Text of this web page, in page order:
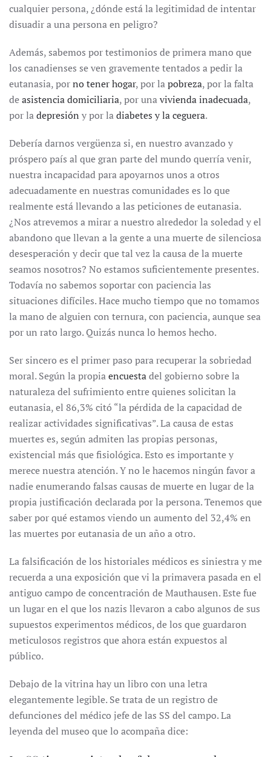
cualquier persona, ¿dónde está la legitimidad de intentar
disuadir a una persona en peligro?
Además, sabemos por testimonios de primera mano que
los canadienses se ven gravemente tentados a pedir la
eutanasia, porno tener hogar, por lapobreza, por la falta
deasistencia domiciliaria, por unavivienda inadecuada,
por ladepresión y por ladiabetes y la ceguera.
Debería darnos vergüenza si, en nuestro avanzado y
próspero país al que gran parte del mundo querría venir,
nuestra incapacidad para apoyarnos unos a otros
adecuadamente en nuestras comunidades es lo que
realmente está llevando a las peticiones de eutanasia.
¿Nos atrevemos a mirar a nuestro alrededor la soledad y el
abandono que llevan a la gente a una muerte de silenciosa
desesperación y decir que tal vez la causa de la muerte
seamos nosotros? No estamos suficientemente presentes.
Todavía no sabemos soportar con paciencia las
situaciones difíciles. Hace mucho tiempo que no tomamos
la mano de alguien con ternura, con paciencia, aunque sea
por un rato largo. Quizás nunca lo hemos hecho.
Ser sincero es el primer paso para recuperar la sobriedad
moral. Según la propiaencuestadel gobierno sobre la
naturaleza del sufrimiento entre quienes solicitan la
eutanasia, el 86,3% citó “la pérdida de la capacidad de
realizar actividades significativas”. La causa de estas
muertes es, según admiten las propias personas,
existencial más que fisiológica. Esto es importante y
merece nuestra atención. Y no le hacemos ningún favor a
nadie enumerando falsas causas de muerte en lugar de la
propia justificación declarada por la persona. Tenemos que
saber por qué estamos viendo un aumento del 32,4% en
las muertes por eutanasia de un año a otro.
La falsificación de los historiales médicos es siniestra y me
recuerda a una exposición que vi la primavera pasada en el
antiguo campo de concentración de Mauthausen. Este fue
un lugar en el que los nazis llevaron a cabo algunos de sus
supuestos experimentos médicos, de los que guardaron
meticulosos registros que ahora están expuestos al
público.
Debajo de la vitrina hay un libro con una letra
elegantemente legible. Se trata de un registro de
defunciones del médico jefe de las SS del campo. La
leyenda del museo que lo acompaña dice: